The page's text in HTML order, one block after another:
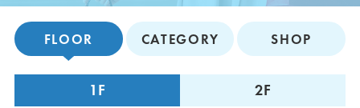
FLOOR CATEGORY SHOP
1F 2F